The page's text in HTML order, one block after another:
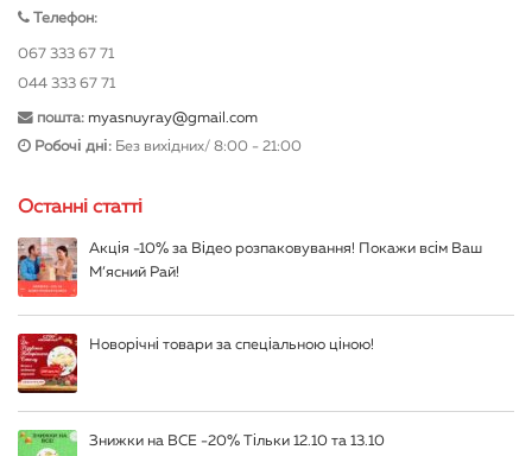
Телефон:
067 333 67 71
044 333 67 71
пошта: myasnuyray@gmail.com
Робочі дні: Без вихідних/ 8:00 - 21:00
Останні статті
Акція -10% за Відео розпаковування! Покажи всім Ваш
М’ясний Рай!
Новорічні товари за спеціальною ціною!
Знижки на ВСЕ -20% Тільки 12.10 та 13.10